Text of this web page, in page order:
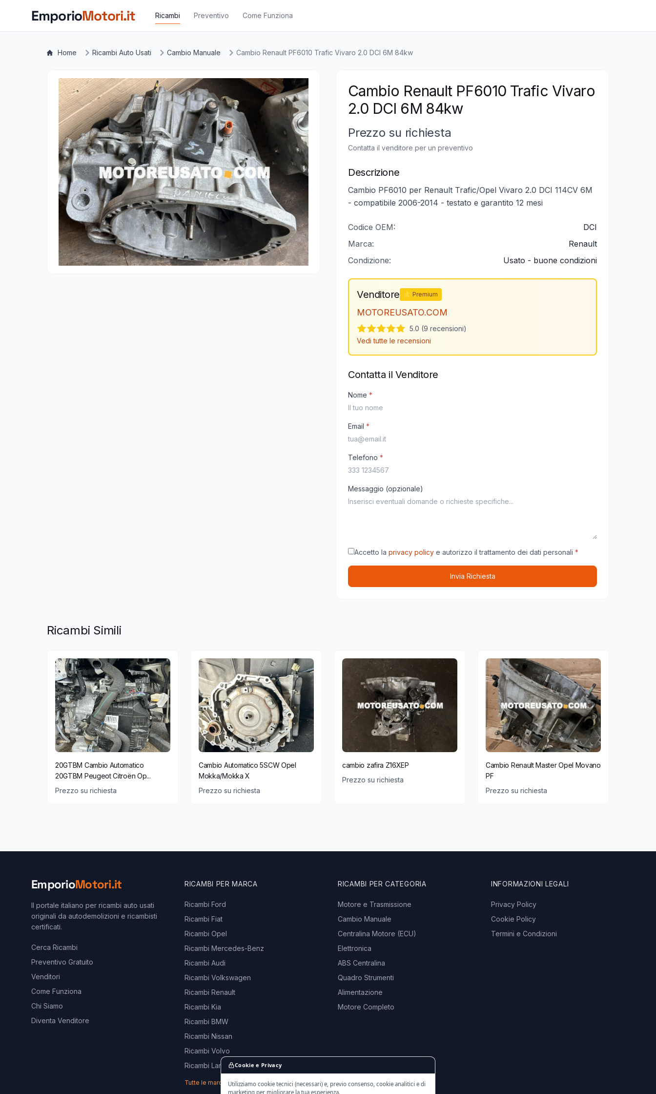
EmporioMotori.it Ricambi Preventivo Come Funziona
Home Ricambi Auto Usati Cambio Manuale Cambio Renault PF6010 Trafic Vivaro 2.0 DCI 6M 84kw
Cambio Renault PF6010 Trafic Vivaro
2.0 DCI 6M 84kw
Prezzo su richiesta
Contatta il venditore per un preventivo
Descrizione
Cambio PF6010 per Renault Trafic/Opel Vivaro 2.0 DCI 114CV 6M
- compatibile 2006-2014 - testato e garantito 12 mesi
Codice OEM:
DCI
Marca:
Renault
Condizione:
Usato - buone condizioni
Venditore ⭐ Premium
MOTOREUSATO.COM
5.0 (9 recensioni)
Vedi tutte le recensioni
Contatta il Venditore
Nome *
Email *
Telefono *
Messaggio (opzionale)
Accetto la privacy policy e autorizzo il trattamento dei dati personali *
Invia Richiesta
Ricambi Simili
20GTBM Cambio Automatico
20GTBM Peugeot Citroën Op...
Prezzo su richiesta
Cambio Automatico 5SCW Opel
Mokka/Mokka X
Prezzo su richiesta
cambio zafira Z16XEP
Prezzo su richiesta
Cambio Renault Master Opel Movano
PF
Prezzo su richiesta
EmporioMotori.it
Il portale italiano per ricambi auto usati
originali da autodemolizioni e ricambisti
certificati.
Cerca Ricambi
Preventivo Gratuito
Venditori
Come Funziona
Chi Siamo
Diventa Venditore
RICAMBI PER MARCA
Ricambi Ford
Ricambi Fiat
Ricambi Opel
Ricambi Mercedes-Benz
Ricambi Audi
Ricambi Volkswagen
Ricambi Renault
Ricambi Kia
Ricambi BMW
Ricambi Nissan
Ricambi Volvo
Ricambi Land Rover
Tutte le marche →
RICAMBI PER CATEGORIA
Motore e Trasmissione
Cambio Manuale
Centralina Motore (ECU)
Elettronica
ABS Centralina
Quadro Strumenti
Alimentazione
Motore Completo
INFORMAZIONI LEGALI
Privacy Policy
Cookie Policy
Termini e Condizioni
Cookie e Privacy
Utilizziamo cookie tecnici (necessari) e, previo consenso, cookie analitici e di
marketing per migliorare la tua esperienza.